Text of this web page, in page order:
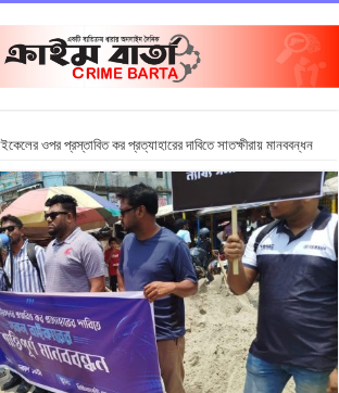
ওপর প্রস্তাবিত কর প্রত্যাহারের দাবিতে সাতক্ষীরায় মানববন্ধন